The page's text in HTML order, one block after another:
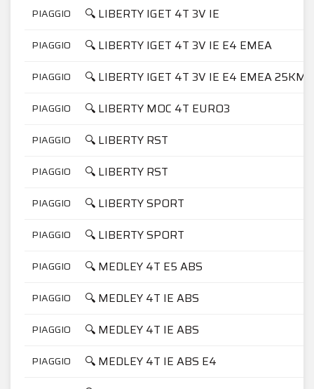
PIAGGIO 🔍 LIBERTY IGET 4T 3V IE
PIAGGIO 🔍 LIBERTY IGET 4T 3V IE E4 EMEA
PIAGGIO 🔍 LIBERTY IGET 4T 3V IE E4 EMEA 25KM-
PIAGGIO 🔍 LIBERTY MOC 4T EURO3
PIAGGIO 🔍 LIBERTY RST
PIAGGIO 🔍 LIBERTY RST
PIAGGIO 🔍 LIBERTY SPORT
PIAGGIO 🔍 LIBERTY SPORT
PIAGGIO 🔍 MEDLEY 4T E5 ABS
PIAGGIO 🔍 MEDLEY 4T IE ABS
PIAGGIO 🔍 MEDLEY 4T IE ABS
PIAGGIO 🔍 MEDLEY 4T IE ABS E4